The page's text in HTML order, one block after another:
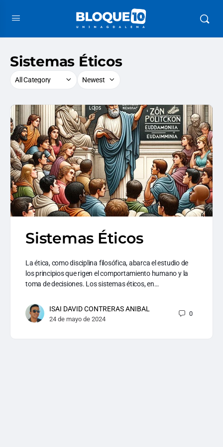
Sistemas Éticos
Sistemas Éticos
La ética, como disciplina filosófica, abarca el estudio de
los principios que rigen el comportamiento humano y la
toma de decisiones. Los sistemas éticos, en…
ISAI DAVID CONTRERAS ANIBAL
24 de mayo de 2024
0